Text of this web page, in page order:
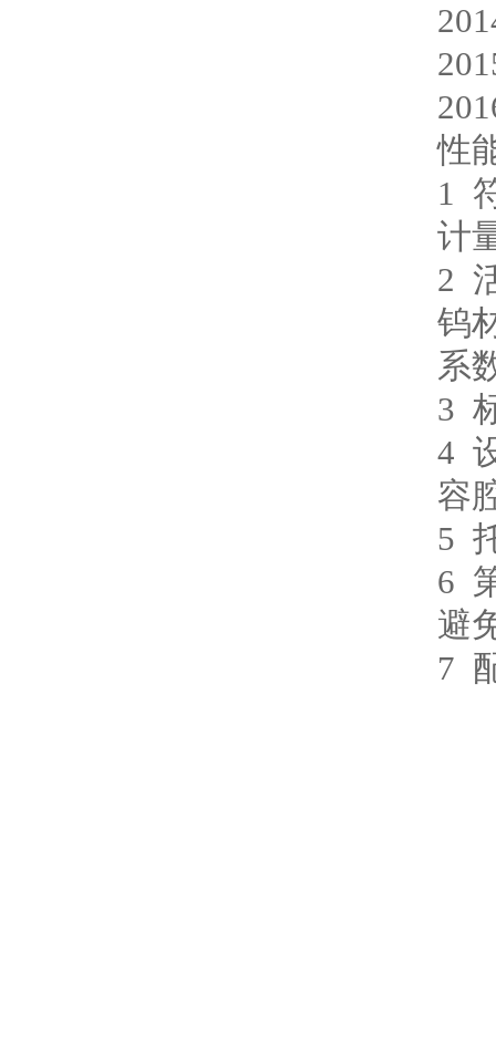
性
1
计
2
钨
系
3
4
容
5
6
避
7